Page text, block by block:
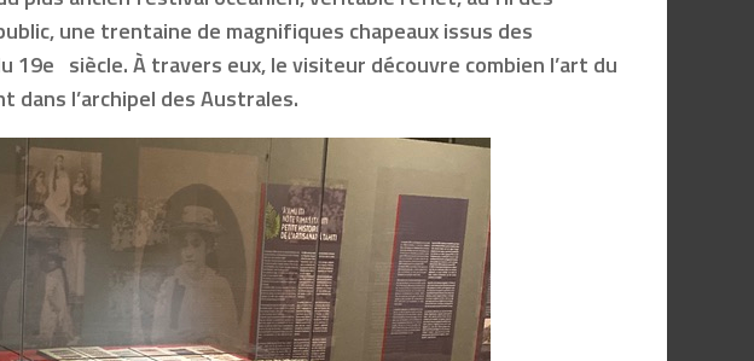
une trentaine de magnifiques chapeaux issus des
siècle. À travers eux, le visiteur découvre combien l’art du
l’archipel des Australes.